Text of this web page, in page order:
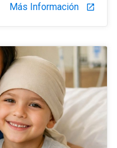
Más Información launch